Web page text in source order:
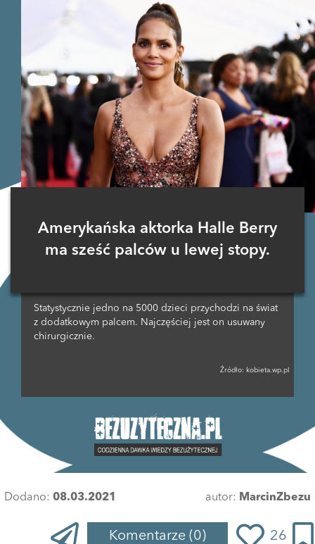
Amerykańska aktorka Halle Berry
ma sześć palców u lewej stopy.
Statystycznie jedno na 5000 dzieci przychodzi na świat
z dodatkowym palcem. Najczęściej jest on usuwany
chirurgicznie.
Źródło: kobieta.wp.pl
Dodano: 08.03.2021 autor: MarcinZbezu
Komentarze (0) 26